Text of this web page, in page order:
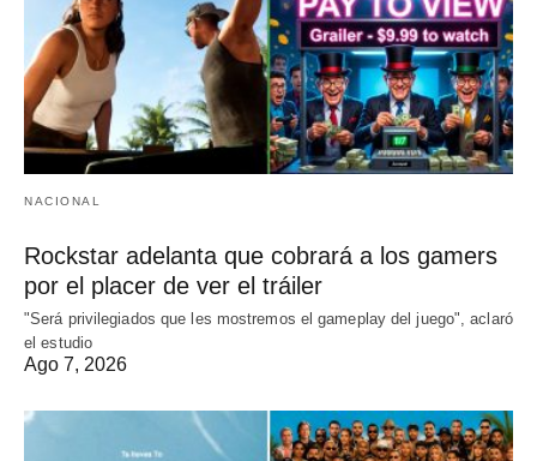
NACIONAL
Rockstar adelanta que cobrará a los gamers
por el placer de ver el tráiler
"Será privilegiados que les mostremos el gameplay del juego", aclaró
el estudio
Ago 7, 2026